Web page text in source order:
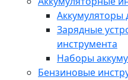
Аккумуляторы
Зарядные
инструмента
Наборы
Бензиновые